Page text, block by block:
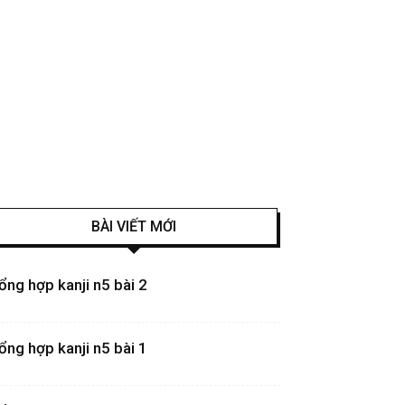
BÀI VIẾT MỚI
hợp kanji n5 bài 2
hợp kanji n5 bài 1